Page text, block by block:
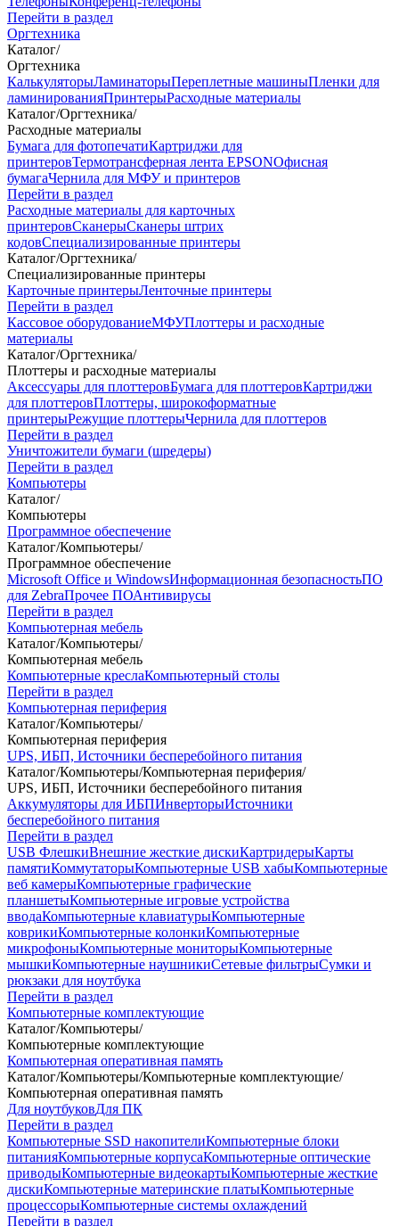
Перейти в раздел
Оргтехника
Каталог/
Оргтехника
КалькуляторыЛаминаторыПереплетные машиныПленки для
ламинированияПринтерыРасходные материалы
Каталог/Оргтехника/
Расходные материалы
Бумага для фотопечатиКартриджи для
принтеровТермотрансферная лента EPSONОфисная
бумагаЧернила для МФУ и принтеров
Перейти в раздел
Расходные материалы для карточных
принтеровСканерыСканеры штрих
кодовСпециализированные принтеры
Каталог/Оргтехника/
Специализированные принтеры
Карточные принтерыЛенточные принтеры
Перейти в раздел
Кассовое оборудованиеМФУПлоттеры и расходные
материалы
Каталог/Оргтехника/
Плоттеры и расходные материалы
Аксессуары для плоттеровБумага для плоттеровКартриджи
для плоттеровПлоттеры, широкоформатные
принтерыРежущие плоттерыЧернила для плоттеров
Перейти в раздел
Уничтожители бумаги (шредеры)
Перейти в раздел
Компьютеры
Каталог/
Компьютеры
Программное обеспечение
Каталог/Компьютеры/
Программное обеспечение
Microsoft Office и WindowsИнформационная безопасностьПО
для ZebraПрочее ПОАнтивирусы
Перейти в раздел
Компьютерная мебель
Каталог/Компьютеры/
Компьютерная мебель
Компьютерные креслаКомпьютерный столы
Перейти в раздел
Компьютерная периферия
Каталог/Компьютеры/
Компьютерная периферия
UPS, ИБП, Источники бесперебойного питания
Каталог/Компьютеры/Компьютерная периферия/
UPS, ИБП, Источники бесперебойного питания
Аккумуляторы для ИБПИнверторыИсточники
бесперебойного питания
Перейти в раздел
USB ФлешкиВнешние жесткие дискиКартридерыКарты
памятиКоммутаторыКомпьютерные USB хабыКомпьютерные
веб камерыКомпьютерные графические
планшетыКомпьютерные игровые устройства
вводаКомпьютерные клавиатурыКомпьютерные
коврикиКомпьютерные колонкиКомпьютерные
микрофоныКомпьютерные мониторыКомпьютерные
мышкиКомпьютерные наушникиСетевые фильтрыСумки и
рюкзаки для ноутбука
Перейти в раздел
Компьютерные комплектующие
Каталог/Компьютеры/
Компьютерные комплектующие
Компьютерная оперативная память
Каталог/Компьютеры/Компьютерные комплектующие/
Компьютерная оперативная память
Для ноутбуковДля ПК
Перейти в раздел
Компьютерные SSD накопителиКомпьютерные блоки
питанияКомпьютерные корпусаКомпьютерные оптические
приводыКомпьютерные видеокартыКомпьютерные жесткие
дискиКомпьютерные материнские платыКомпьютерные
процессорыКомпьютерные системы охлаждений
Перейти в раздел